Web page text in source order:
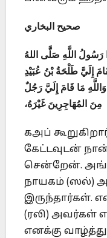
صحيح البخاري
اللَّهِ صَلَّى اللهُ
إِلَيَّ طَلْحَةُ بْنُ عُبَيْدِ
مَا قَامَ إِلَيَّ رَجُلٌ
مِنَ المُهَاجِرِينَ غَيْرَهُ،
கஅப்
கேட்டவுடன்
சென்றேன்.
நாயகம் (ஸல்)
இருந்தார்கள்.
(ரலி) அவர்கள்
எனக்கு